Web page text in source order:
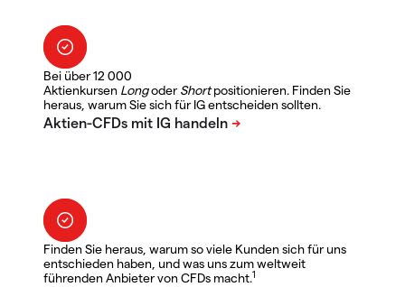
Bei über 12 000
Aktienkursen LongoderShortpositionieren. Finden Sie
heraus, warum Sie sich für IG entscheiden sollten.
Finden Sie heraus, warum so viele Kunden sich für uns
entschieden haben, und was uns zum weltweit
führenden Anbieter von CFDs macht.1